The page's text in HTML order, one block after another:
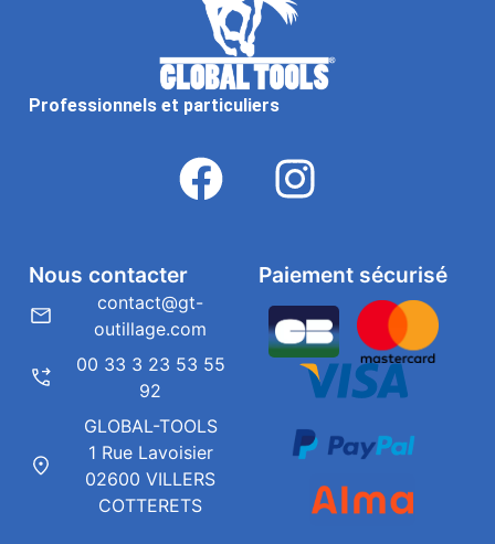
Professionnels et particuliers
Paiement sécurisé
Nous contacter
contact@gt-
outillage.com
00 33 3 23 53 55
92
GLOBAL-TOOLS
1 Rue Lavoisier
02600 VILLERS
COTTERETS